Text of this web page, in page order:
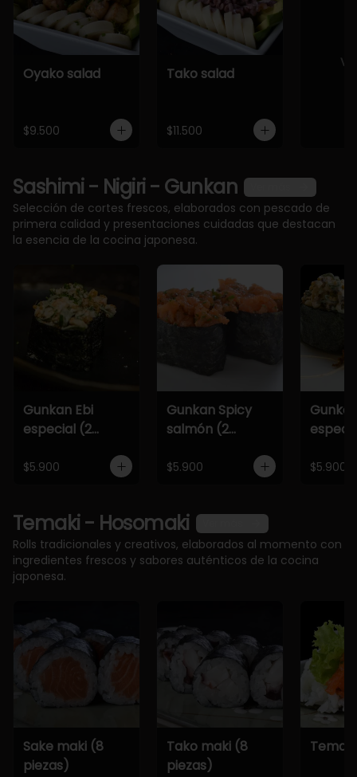
Oyako salad
$9.500
Tako salad
$11.500
Sashimi - Nigiri - Gunkan
Selección de cortes frescos, elaborados con pescado de
primera calidad y presentaciones cuidadas que destacan
la esencia de la cocina japonesa.
Gunkan Ebi
especial (2
$5.900
Gunkan Spicy
salmón (2
$5.900 $5.900
Temaki - Hosomaki
Rolls tradicionales y creativos, elaborados al momento con
ingredientes frescos y sabores auténticos de la cocina
japonesa.
Sake maki (8
piezas)
Tako maki (8
piezas)